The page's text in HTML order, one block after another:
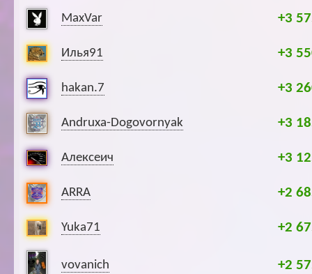
MaxVar +3
Илья91 +3
hakan.7 +3
Andruxa-Dogovornyak +3
Алексеич +3
ARRA +2
Yuka71 +2
vovanich +2